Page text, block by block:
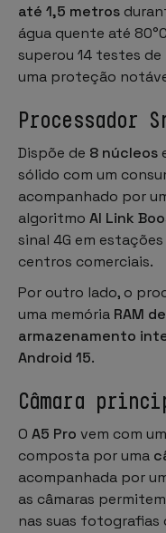
até 1,5 metros
água quente até
superou 14 testes
uma proteção
Processador
Dispõe de 8 núcleos
sólido com um
acompanhado por
algoritmo AI Link
sinal 4G em
centros comerciais.
Por outro lado, o
uma memória RAM
armazenamento
Android 15.
Câmara
O A5 Pro vem com
composta por uma
acompanhada por
as câmaras
nas suas fotografias